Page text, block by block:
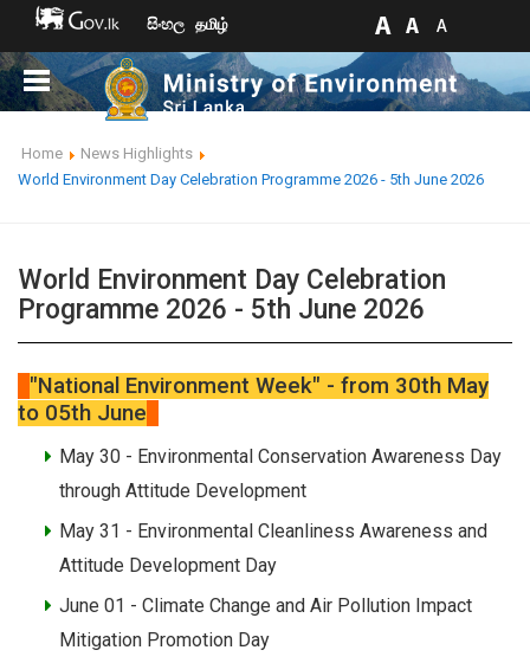
සිංහල தமிழ்
Home
News Highlights
World Environment Day Celebration Programme 2026 - 5th June 2026
World Environment Day Celebration
Programme 2026 - 5th June 2026
"National Environment Week" - from 30th May
to 05th June
May 30 - Environmental Conservation Awareness Day
through Attitude Development
May 31 - Environmental Cleanliness Awareness and
Attitude Development Day
June 01 - Climate Change and Air Pollution Impact
Mitigation Promotion Day